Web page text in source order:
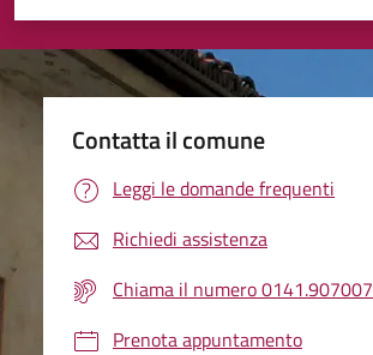
Valuta 5 stelle su 5
Valuta 4 stelle su 5
Valuta 3 stelle su 5
Valuta 2 stelle su 5
Valuta 1 stelle su 5
Contatta il comune
Leggi le domande frequenti
Richiedi assistenza
Chiama il numero 0141.907007
Prenota appuntamento